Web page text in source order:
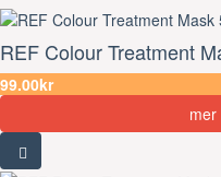
REF Colour Treatment
99.00kr
mer